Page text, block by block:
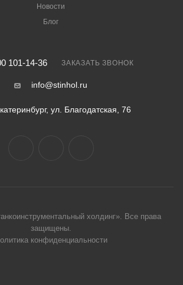
Новости
Блог
101-14-36 ЗАКАЗАТЬ ЗВОНОК
info@stinhol.ru
ул. Благодатская, 76
холдинг». Все права
защищены.
конфиденциальности